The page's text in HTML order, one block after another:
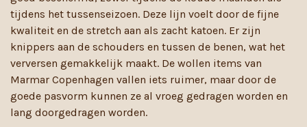
tijdens het tussenseizoen. Deze lijn voelt door de fijne
kwaliteit en de stretch aan als zacht katoen. Er zijn
knippers aan de schouders en tussen de benen, wat het
verversen gemakkelijk maakt. De wollen items van
Marmar Copenhagen vallen iets ruimer, maar door de
goede pasvorm kunnen ze al vroeg gedragen worden en
lang doorgedragen worden.